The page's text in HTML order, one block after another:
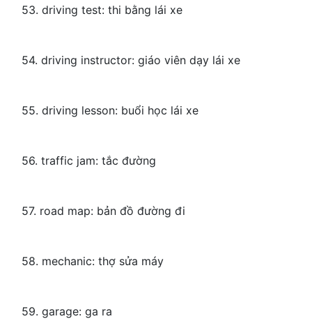
53. driving test: thi bằng lái xe
54. driving instructor: giáo viên dạy lái xe
55. driving lesson: buổi học lái xe
56. traffic jam: tắc đường
57. road map: bản đồ đường đi
58. mechanic: thợ sửa máy
59. garage: ga ra